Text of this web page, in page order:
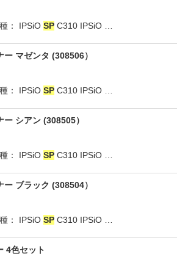
： IPSiO SP C310 IPSiO …
マゼンタ (308506）
： IPSiO SP C310 IPSiO …
シアン (308505）
： IPSiO SP C310 IPSiO …
ブラック (308504）
： IPSiO SP C310 IPSiO …
4色セット